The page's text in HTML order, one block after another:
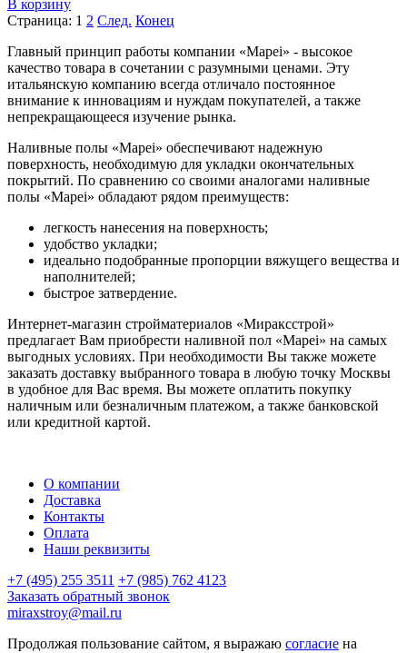
В корзину
Страница: 1 2 След. Конец
Главный принцип работы компании «Mapei» - высокое
качество товара в сочетании с разумными ценами. Эту
итальянскую компанию всегда отличало постоянное
внимание к инновациям и нуждам покупателей, а также
непрекращающееся изучение рынка.
Наливные полы «Mapei» обеспечивают надежную
поверхность, необходимую для укладки окончательных
покрытий. По сравнению со своими аналогами наливные
полы «Mapei» обладают рядом преимуществ:
легкость нанесения на поверхность;
удобство укладки;
идеально подобранные пропорции вяжущего вещества и
наполнителей;
быстрое затвердение.
Интернет-магазин стройматериалов «Мираксстрой»
предлагает Вам приобрести наливной пол «Mapei» на самых
выгодных условиях. При необходимости Вы также можете
заказать доставку выбранного товара в любую точку Москвы
в удобное для Вас время. Вы можете оплатить покупку
наличным или безналичным платежом, а также банковской
или кредитной картой.
О компании
Доставка
Контакты
Оплата
Наши реквизиты
+7 (495) 255 3511 +7 (985) 762 4123
Заказать обратный звонок
miraxstroy@mail.ru
Продолжая пользование сайтом, я выражаю согласие на